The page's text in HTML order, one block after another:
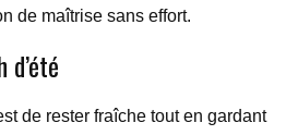
de maîtrise sans effort.
de rester fraîche tout en gardant